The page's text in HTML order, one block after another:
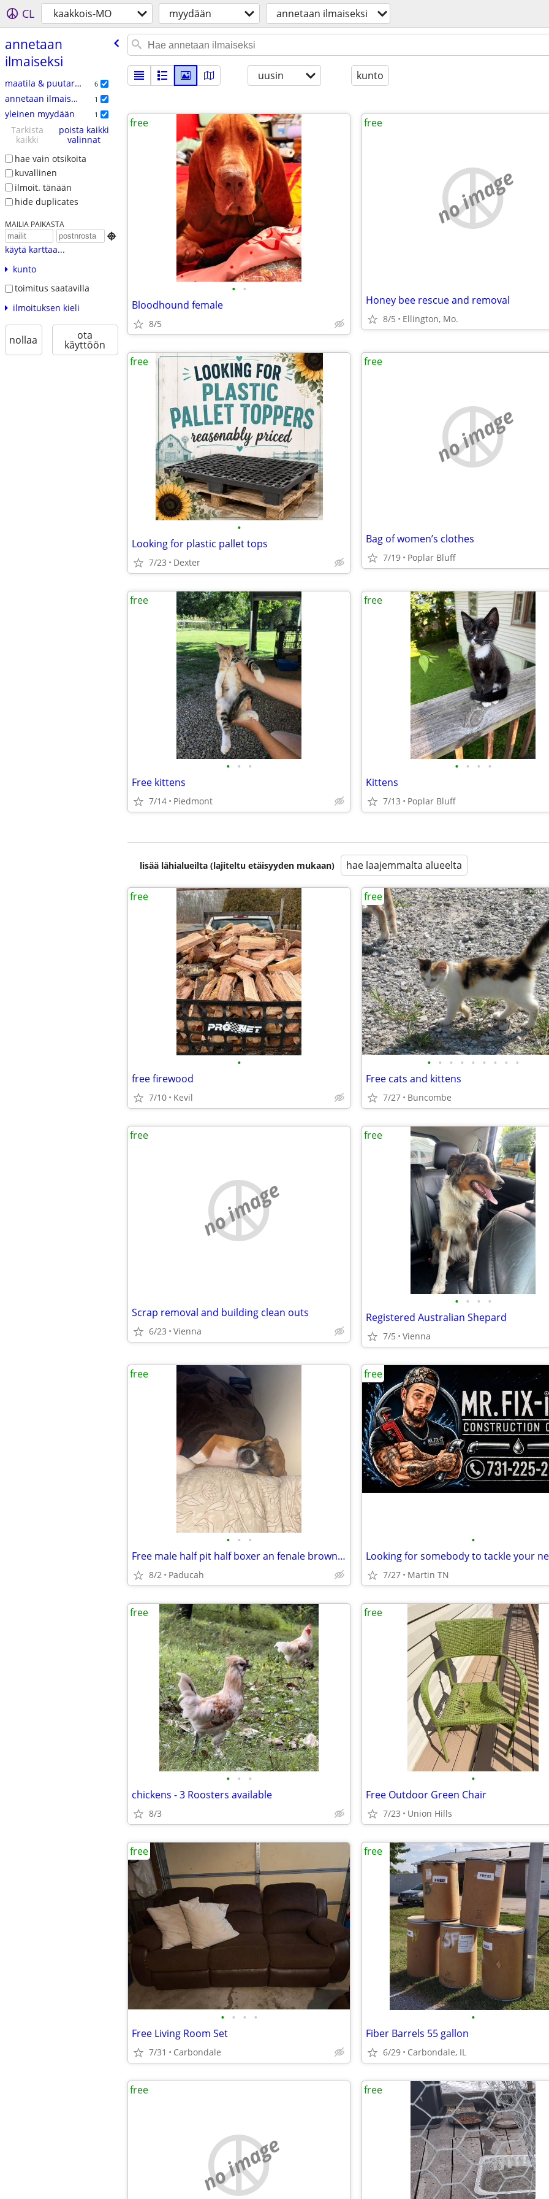
CL kaakkois-MO myydään annetaan ilmaiseksi
annetaan
ilmaiseksi
maatila & puutarha 6
annetaan ilmaiseksi 1
yleinen myydään 1
Tarkista
kaikki
poista kaikki
valinnat
hae vain otsikoita
kuvallinen
ilmoit. tänään
hide duplicates
MAILIA PAIKASTA

käytä karttaa...
kunto
toimitus saatavilla
ilmoituksen kieli
nollaa ota
käyttöön
uusin kunto
• •
Bloodhound female
8/5
free
no image
Honey bee rescue and removal
8/5 Ellington, Mo.
free
•
Looking for plastic pallet tops
7/23 Dexter
free
no image
Bag of women’s clothes
7/19 Poplar Bluff
free
• • •
Free kittens
7/14 Piedmont
free
• • • •
Kittens
7/13 Poplar Bluff
free
lisää lähialueilta (lajiteltu etäisyyden mukaan) hae laajemmalta alueelta
•
free firewood
7/10 Kevil
free
• • • • • • • • •
Free cats and kittens
7/27 Buncombe
free
no image
Scrap removal and building clean outs
6/23 Vienna
free
• • • •
Registered Australian Shepard
7/5 Vienna
free
• • •
Free male half pit half boxer an fenale brown lab
8/2 Paducah
free
•
7/27 Martin TN
free
• • •
chickens - 3 Roosters available
8/3
free
•
Free Outdoor Green Chair
7/23 Union Hills
free
• • • •
Free Living Room Set
7/31 Carbondale
free
•
Fiber Barrels 55 gallon
6/29 Carbondale, IL
free
no image
free free